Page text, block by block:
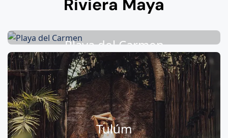
Riviera Maya
Playa del Carmen
Tulúm